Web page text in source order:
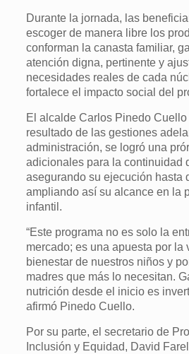
Durante la jornada, las
escoger de manera libre los
conforman la canasta familiar,
atención digna, pertinente y
necesidades reales de cada
fortalece el impacto social del
El alcalde Carlos Pinedo
resultado de las gestiones
administración, se logró una
adicionales para la continuidad
asegurando su ejecución hasta
ampliando así su alcance en la
infantil.
“Este programa no es solo la
mercado; es una apuesta por la
bienestar de nuestros niños y
madres que más lo necesitan.
nutrición desde el inicio es
afirmó Pinedo Cuello.
Por su parte, el secretario de
Inclusión y Equidad, David